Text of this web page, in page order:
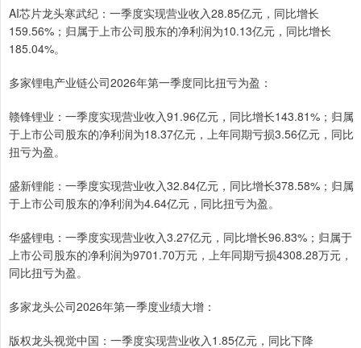
AI芯片龙头寒武纪：一季度实现营业收入28.85亿元，同比增长
159.56%；归属于上市公司股东的净利润为10.13亿元，同比增长
185.04%。
多家锂电产业链公司2026年第一季度同比扭亏为盈：
赣锋锂业：一季度实现营业收入91.96亿元，同比增长143.81%；归属
于上市公司股东的净利润为18.37亿元，上年同期亏损3.56亿元，同比
扭亏为盈。
盛新锂能：一季度实现营业收入32.84亿元，同比增长378.58%；归属
于上市公司股东的净利润为4.64亿元，同比扭亏为盈。
华盛锂电：一季度实现营业收入3.27亿元，同比增长96.83%；归属于
上市公司股东的净利润为9701.70万元，上年同期亏损4308.28万元，
同比扭亏为盈。
多家龙头公司2026年第一季度业绩大增：
版权龙头视觉中国：一季度实现营业收入1.85亿元，同比下降